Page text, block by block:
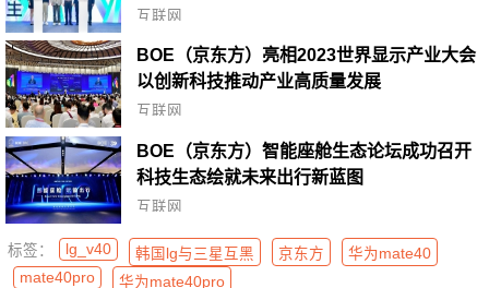
发展快车道
互联网
BOE（京东方）亮相2023世界显示产业大会
以创新科技推动产业高质量发展
互联网
BOE（京东方）智能座舱生态论坛成功召开
科技生态绘就未来出行新蓝图
互联网
标签： lg_v40 韩国lg与三星互黑 京东方
华为mate40
mate40pro
华为mate40pro